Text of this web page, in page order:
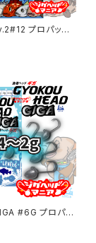
プロパック
】
#6G プロパッ
JigHead Mani